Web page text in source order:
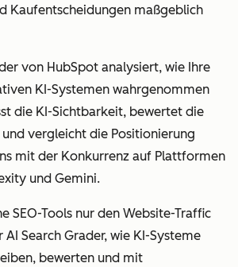
Kaufentscheidungen maßgeblich
von HubSpot analysiert, wie Ihre
KI-Systemen wahrgenommen
die KI-Sichtbarkeit, bewertet die
vergleicht die Positionierung
mit der Konkurrenz auf Plattformen
und Gemini.
SEO-Tools nur den Website-Traffic
Search Grader, wie KI-Systeme
bewerten und mit